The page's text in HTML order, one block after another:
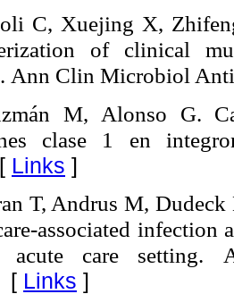
C, Xuejing X,
of clinical
Ann Clin Microbiol
M, Alonso G.
clase 1 en
Links ]
T, Andrus M,
associated
care setting.
Links ]